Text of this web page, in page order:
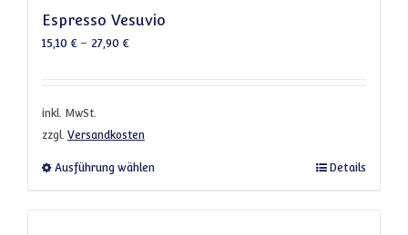
Espresso Vesuvio
15,10 €– 27,90 €
inkl. MwSt.
zzgl. Versandkosten
Ausführung wählen Dieses Produkt weist mehrere Varianten
Details